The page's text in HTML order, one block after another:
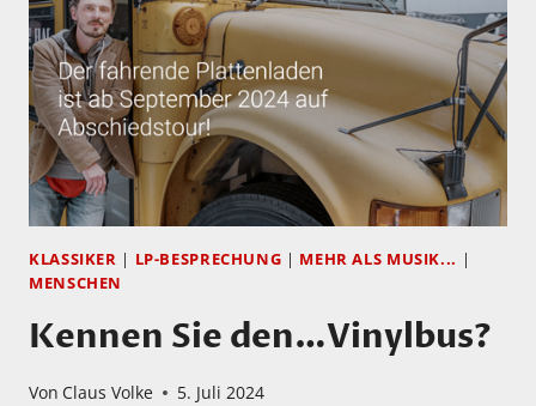
KLASSIKER | LP-BESPRECHUNG | MEHR ALS MUSIK... |
MENSCHEN
Kennen Sie den…Vinylbus?
Von Claus Volke 5. Juli 2024